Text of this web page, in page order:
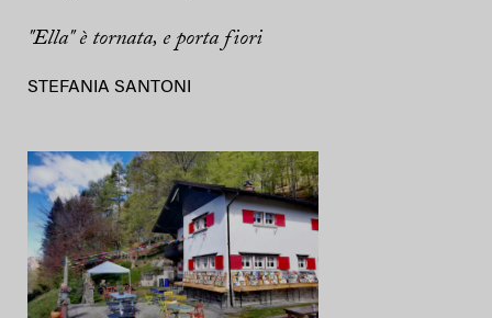
"Ella" è tornata, e porta fiori
STEFANIA SANTONI